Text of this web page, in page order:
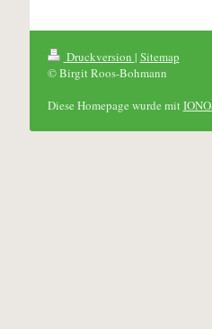
Druckversion | Sitemap
© Birgit Roos-Bohmann
Diese Homepage wurde mit